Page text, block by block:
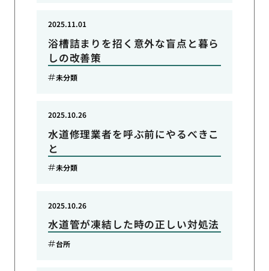
浴槽詰まりを招く意外な盲点と暮ら
しの改善策
2025.11.01
未分類
水道修理業者を呼ぶ前にやるべきこ
と
2025.10.26
未分類
水道管が凍結した時の正しい対処法
2025.10.26
台所